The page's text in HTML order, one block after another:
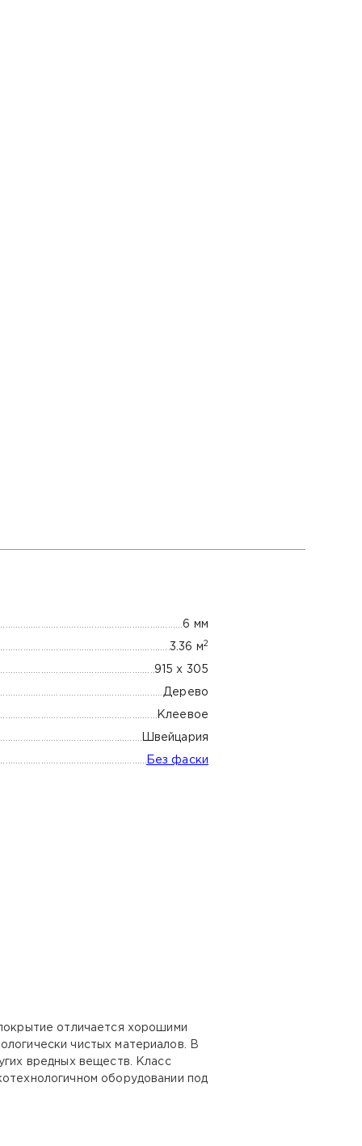
6 мм
3.36 м 2
915 x 305
Дерево
Клеевое
Швейцария
Без фаски
отличается хорошими
чистых материалов. В
вредных веществ. Класс
оборудовании под